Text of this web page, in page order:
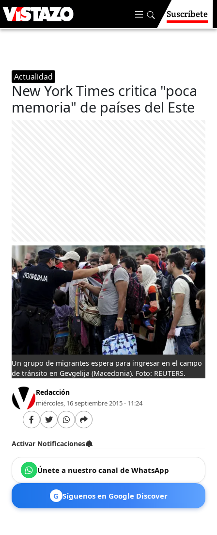
Suscríbete
Actualidad
New York Times critica "poca
memoria" de países del Este
Un grupo de migrantes espera para ingresar en el campo
de tránsito en Gevgelija (Macedonia). Foto: REUTERS.
Redacción
miércoles, 16 septiembre 2015 - 11:24
Activar Notificaciones
Únete a nuestro canal de WhatsApp
G Síguenos en Google Discover